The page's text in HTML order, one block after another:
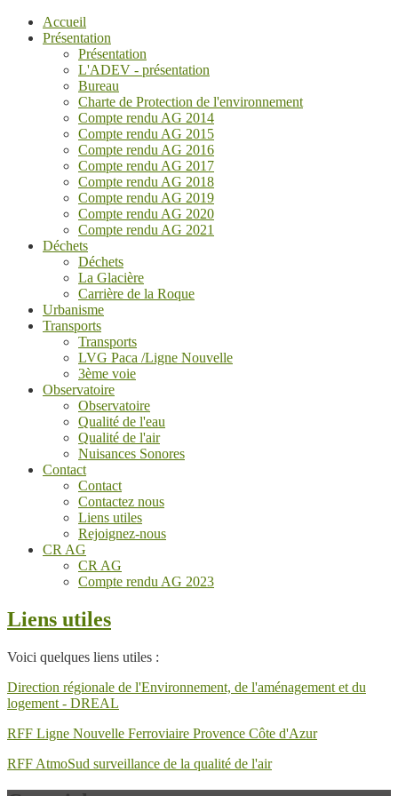
Accueil
Présentation
Présentation
L'ADEV - présentation
Bureau
Charte de Protection de l'environnement
Compte rendu AG 2014
Compte rendu AG 2015
Compte rendu AG 2016
Compte rendu AG 2017
Compte rendu AG 2018
Compte rendu AG 2019
Compte rendu AG 2020
Compte rendu AG 2021
Déchets
Déchets
La Glacière
Carrière de la Roque
Urbanisme
Transports
Transports
LVG Paca /Ligne Nouvelle
3ème voie
Observatoire
Observatoire
Qualité de l'eau
Qualité de l'air
Nuisances Sonores
Contact
Contact
Contactez nous
Liens utiles
Rejoignez-nous
CR AG
CR AG
Compte rendu AG 2023
Liens utiles
Voici quelques liens utiles :
Direction régionale de l'Environnement, de l'aménagement et du
logement - DREAL
RFF Ligne Nouvelle Ferroviaire Provence Côte d'Azur
RFF AtmoSud surveillance de la qualité de l'air